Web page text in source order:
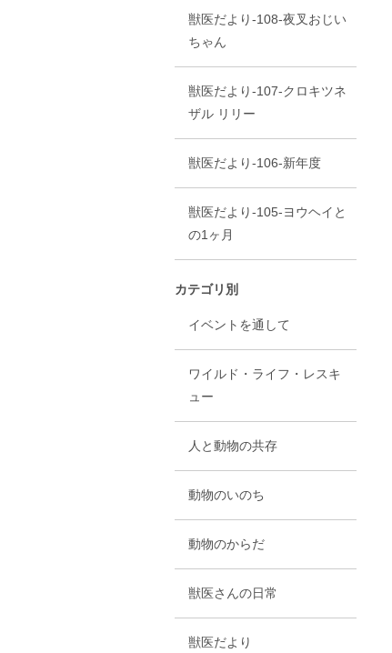
獣医だより-108-夜叉おじい
ちゃん
獣医だより-107-クロキツネ
ザル リリー
獣医だより-106-新年度
獣医だより-105-ヨウヘイと
の1ヶ月
カテゴリ別
イベントを通して
ワイルド・ライフ・レスキ
ュー
人と動物の共存
動物のいのち
動物のからだ
獣医さんの日常
獣医だより